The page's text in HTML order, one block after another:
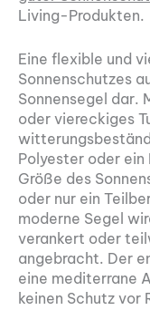
Living-Produkten.
Eine flexible und
Sonnenschutzes
Sonnensegel dar.
oder viereckiges
Polyester oder
Größe des
oder nur ein
moderne Segel
verankert oder
angebracht. Der
eine mediterrane
keinen Schutz vor